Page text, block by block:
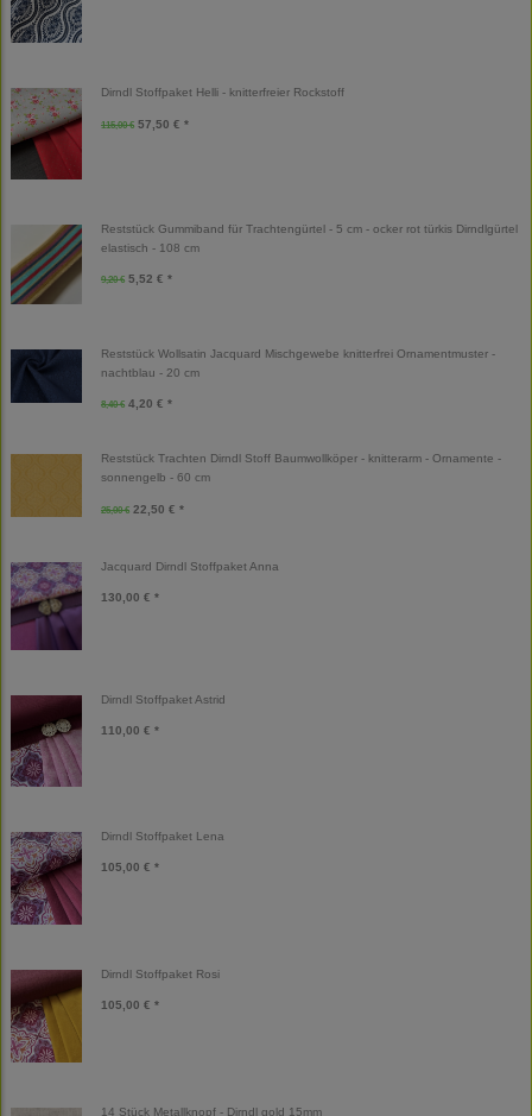
Dirndl Stoffpaket Helli - knitterfreier Rockstoff
115,00 € 57,50 € *
Reststück Gummiband für Trachtengürtel - 5 cm - ocker rot türkis Dirndlgürtel
elastisch - 108 cm
9,20 € 5,52 € *
Reststück Wollsatin Jacquard Mischgewebe knitterfrei Ornamentmuster -
nachtblau - 20 cm
8,40 € 4,20 € *
Reststück Trachten Dirndl Stoff Baumwollköper - knitterarm - Ornamente -
sonnengelb - 60 cm
25,00 € 22,50 € *
Jacquard Dirndl Stoffpaket Anna
130,00 € *
Dirndl Stoffpaket Astrid
110,00 € *
Dirndl Stoffpaket Lena
105,00 € *
Dirndl Stoffpaket Rosi
105,00 € *
14 Stück Metallknopf - Dirndl gold 15mm